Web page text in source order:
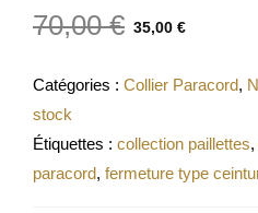
70,00€ 35,00 €
Catégories : Collier Paracord,
stock
Étiquettes : collection paillettes,
paracord, fermeture type